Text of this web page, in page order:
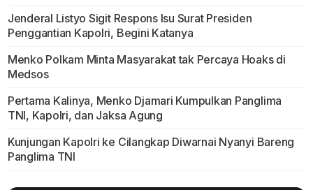
Jenderal Listyo Sigit Respons Isu Surat Presiden
Penggantian Kapolri, Begini Katanya
Menko Polkam Minta Masyarakat tak Percaya Hoaks di
Medsos
Pertama Kalinya, Menko Djamari Kumpulkan Panglima
TNI, Kapolri, dan Jaksa Agung
Kunjungan Kapolri ke Cilangkap Diwarnai Nyanyi Bareng
Panglima TNI